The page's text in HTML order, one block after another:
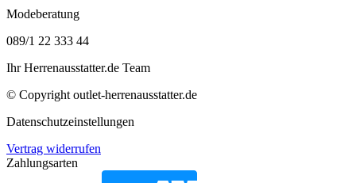
Modeberatung
089/1 22 333 44
Ihr Herrenausstatter.de Team
© Copyright outlet-herrenausstatter.de
Datenschutzeinstellungen
Vertrag widerrufen
Zahlungsarten